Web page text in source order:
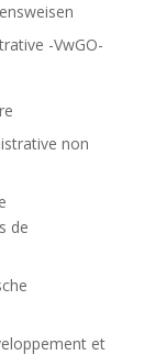
-VwGO-
non
de
et